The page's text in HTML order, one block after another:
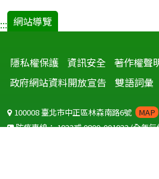
::: 網站導覽
隱私權保護 資訊安全 著作權聲
政府網站資料開放宣告
雙語詞彙
100008 臺北市中正區林森南路6號 MAP
防疫專線：1922或0800-001922(全年無